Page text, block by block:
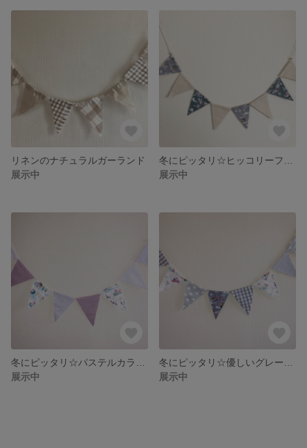
リネンのナチュラルガーランド
展示中
展示中
展示中
展示中